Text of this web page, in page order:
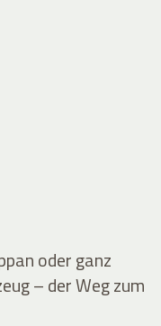
oder ganz
– der Weg zum